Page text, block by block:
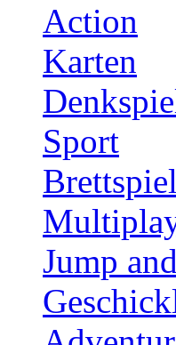
Action
Karten
Sport
Jump